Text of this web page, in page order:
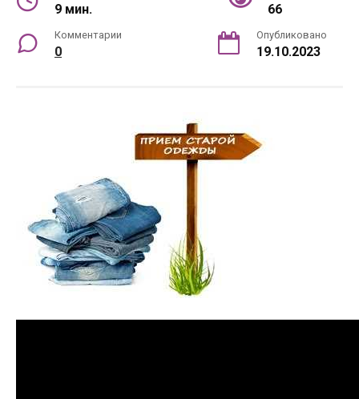
9 мин. 66
Комментарии
0
Опубликовано
19.10.2023